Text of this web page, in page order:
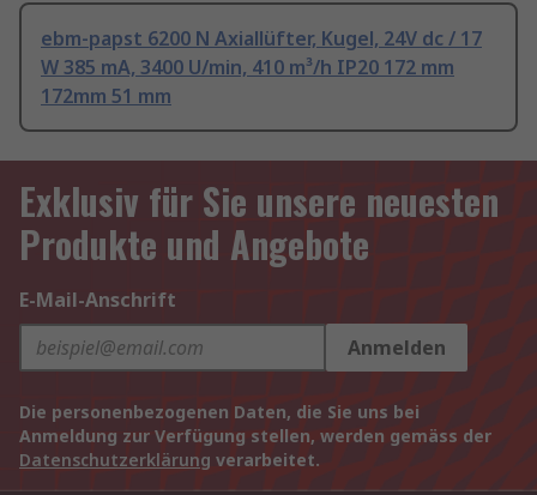
ebm-papst 6200 N Axiallüfter, Kugel, 24V dc / 17
W 385 mA, 3400 U/min, 410 m³/h IP20 172 mm
172mm 51 mm
Exklusiv für Sie unsere neuesten
Produkte und Angebote
E-Mail-Anschrift
Anmelden
Die personenbezogenen Daten, die Sie uns bei
Anmeldung zur Verfügung stellen, werden gemäss der
Datenschutzerklärung verarbeitet.